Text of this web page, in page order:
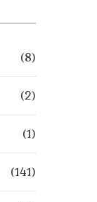
(8)
(2)
(1)
(141)